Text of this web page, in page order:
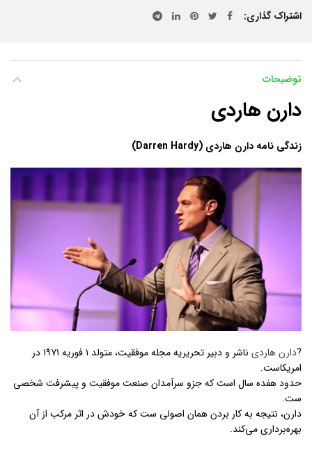
اشتراک گذاری
توضیحات
دارن هاردی
زندگی نامه دارن هاردی (Darren Hardy)
?دارن هاردی
ناشر و دبیر تحریریه مجله موفقیت، متولد ۱ فوریه ۱۹۷۱ در
امریکاست.
حدود هفده سال است که جزو سرآمدان صنعت موفقیت و پیشرفت شخصی
ست.
دارن، نتیجه به کار بردن همان اصولی ست که خودش در اثر مرکب از آن
بهره‌برداری می‌کند.